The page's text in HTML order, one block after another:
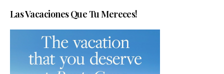
Las Vacaciones Que Tu Mereces!